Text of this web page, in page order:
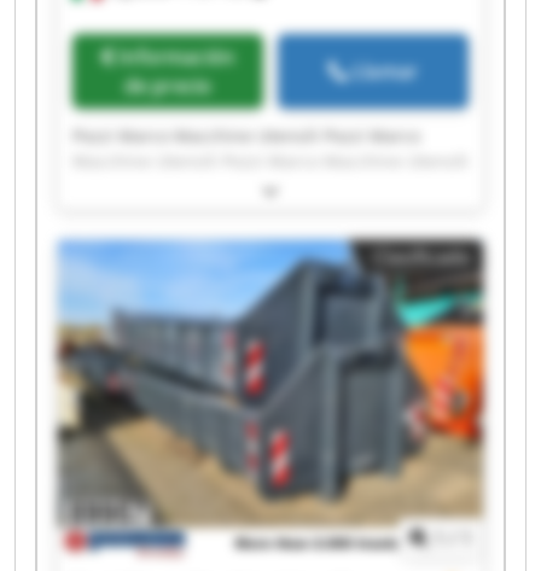
Información
de precio
Llamar
Pozzi Marco Macchine Utensili Pozzi Marco
Pozzi Marco Macchine Utensili Pozzi Marco
Pozzi Marco Macchine Utensili Pozzi Marco
Macchine Utensili Pozzi Marco Macchine Utensili
Pozzi Marco Macchine Utensili Pozzi Marco
Macchine Utensili Pozzi Marco Macchine Utensili
Pozzi Marco Macchine Utensili Pozzi Marco
Macchine Utensili Pozzi Marco Macchine Utensili
Pozzi Marco Macchine Utensili Pozzi Marco
Macchine Utensili Pozzi Marco Macchine Utensili
Pozzi Marco Macchine Utensili Pozzi Marco
Macchine Utensili
Clasificado